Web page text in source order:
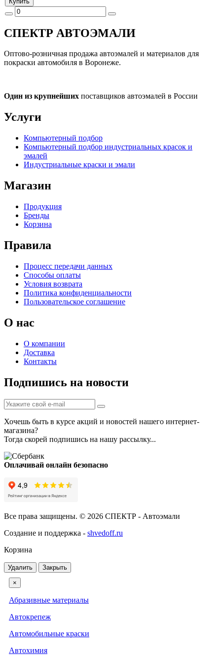
СПЕКТР АВТОЭМАЛИ
Оптово-розничная продажа автоэмалей и материалов для
покраски автомобиля в Воронеже.
Один из крупнейших поставщиков автоэмалей в России
Услуги
Компьютерный подбор
Компьютерный подбор индустриальных красок и
эмалей
Индустриальные краски и эмали
Магазин
Продукция
Бренды
Корзина
Правила
Процесс передачи данных
Способы оплаты
Условия возврата
Политика конфиденциальности
Пользовательское соглашение
О нас
О компании
Доставка
Контакты
Подпишись на новости
Хочешь быть в курсе акций и новостей нашего интернет-
магазина?
Тогда скорей подпишись на нашу рассылку...
Оплачивай онлайн безопасно
Все права защищены. © 2026 СПЕКТР - Автоэмали
Создание и поддержка - shvedoff.ru
Корзина
Удалить Закрыть
×
Абразивные материалы
Автокрепеж
Автомобильные краски
Автохимия